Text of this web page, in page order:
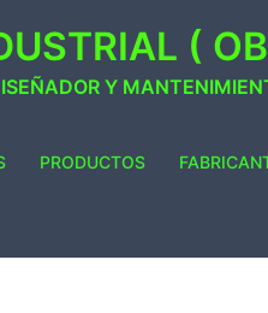
(
Y
PRODUCTOS